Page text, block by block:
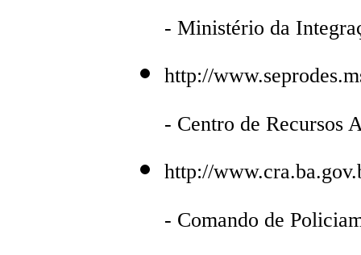
- Ministério da
http://
- Centro de Recursos
http://
- Comando de